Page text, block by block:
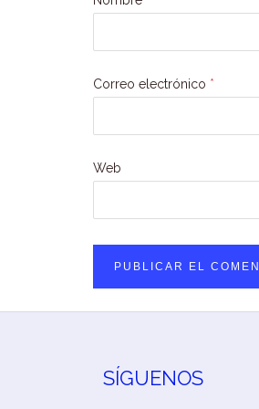
Correo electrónico *
Web
SÍGUENOS